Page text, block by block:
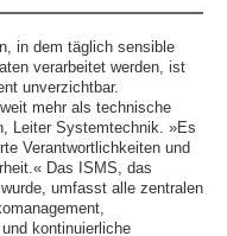
in dem täglich sensible
verarbeitet werden, ist
unverzichtbar.
mehr als technische
Leiter Systemtechnik. »Es
Verantwortlichkeiten und
Das ISMS, das
umfasst alle zentralen
kontinuierliche